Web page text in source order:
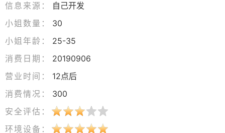
信息来源：
自己开发
小姐数量：
30
小姐年龄：
25-35
消费日期：
20190906
营业时间：
12点后
消费情况：
300
安全评估：
环境设备：